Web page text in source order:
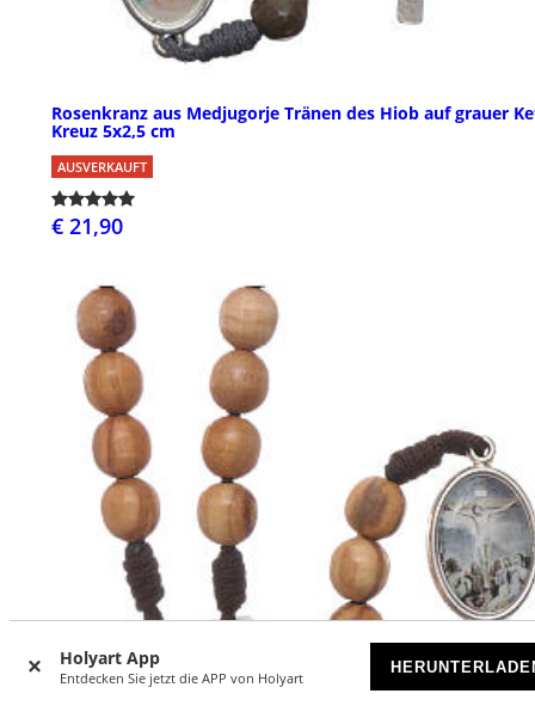
Holyart App
Entdecken Sie jetzt die APP von Holyart
Rosenkranz aus Medjugorje Tränen des Hiob auf grauer
Kreuz 5x2,5 cm
AUSVERKAUFT
€ 21,90